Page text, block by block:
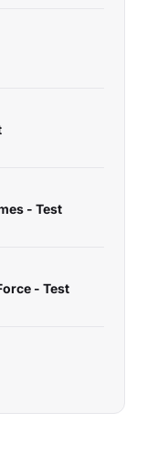
- Test
- Test